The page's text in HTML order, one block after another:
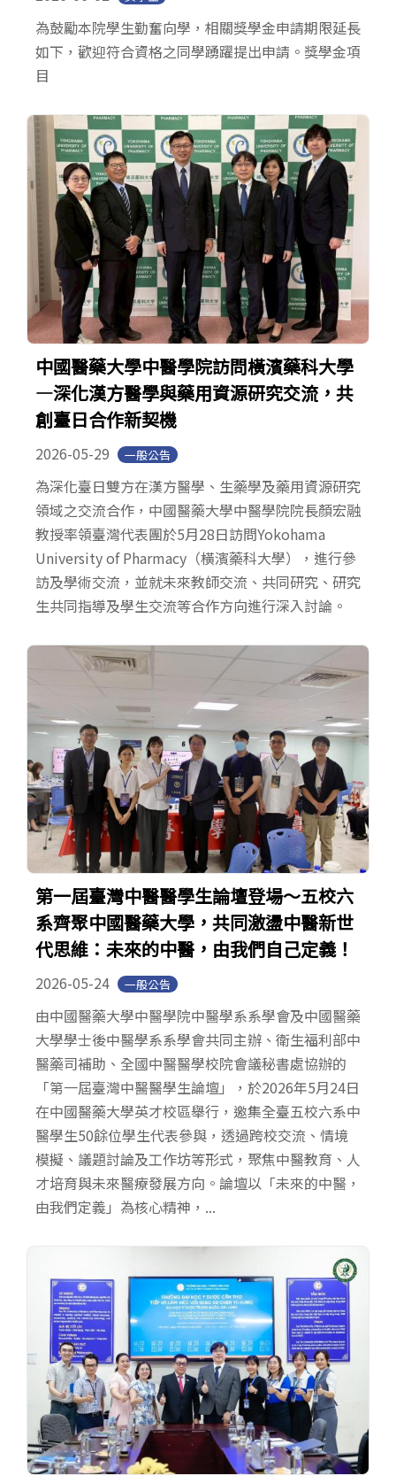
為鼓勵本院學生勤奮向學，相關獎學金申請期限延長
如下，歡迎符合資格之同學踴躍提出申請。獎學金項
目
中國醫藥大學中醫學院訪問橫濱藥科大學
—深化漢方醫學與藥用資源研究交流，共
創臺日合作新契機
2026-05-29 一般公告
為深化臺日雙方在漢方醫學、生藥學及藥用資源研究
領域之交流合作，中國醫藥大學中醫學院院長顏宏融
教授率領臺灣代表團於5月28日訪問Yokohama
University of Pharmacy（橫濱藥科大學），進行參
訪及學術交流，並就未來教師交流、共同研究、研究
生共同指導及學生交流等合作方向進行深入討論。
第一屆臺灣中醫醫學生論壇登場～五校六
系齊聚中國醫藥大學，共同激盪中醫新世
代思維：未來的中醫，由我們自己定義！
2026-05-24 一般公告
由中國醫藥大學中醫學院中醫學系系學會及中國醫藥
大學學士後中醫學系系學會共同主辦、衛生福利部中
醫藥司補助、全國中醫醫學校院會議秘書處協辦的
「第一屆臺灣中醫醫學生論壇」，於2026年5月24日
在中國醫藥大學英才校區舉行，邀集全臺五校六系中
醫學生50餘位學生代表參與，透過跨校交流、情境
模擬、議題討論及工作坊等形式，聚焦中醫教育、人
才培育與未來醫療發展方向。論壇以「未來的中醫，
由我們定義」為核心精神，...